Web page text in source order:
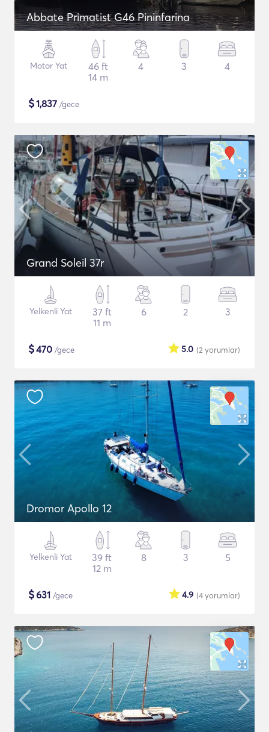
Abbate Primatist G46 Pininfarina
Motor Yat
46 ft
14 m
4 3 4
$1,837 /gece
Grand Soleil 37r
Yelkenli Yat
37 ft
11 m
6 2 3
$470 /gece (2 yorumlar)
5.0
Dromor Apollo 12
Yelkenli Yat
39 ft
12 m
8 3 5
$631 /gece (4yorumlar)
4.9